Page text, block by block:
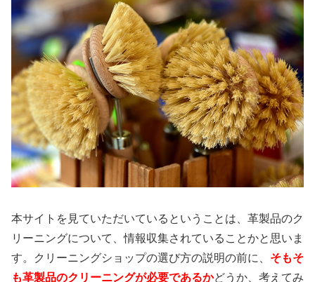
本サイトを見ていただいているということは、革製品のク
リーニングについて、情報収集されていることかと思いま
す。クリーニングショップの選び方の説明の前に、 そもそ
も革製品のクリーニングが必要であるかどうか、考えてみ